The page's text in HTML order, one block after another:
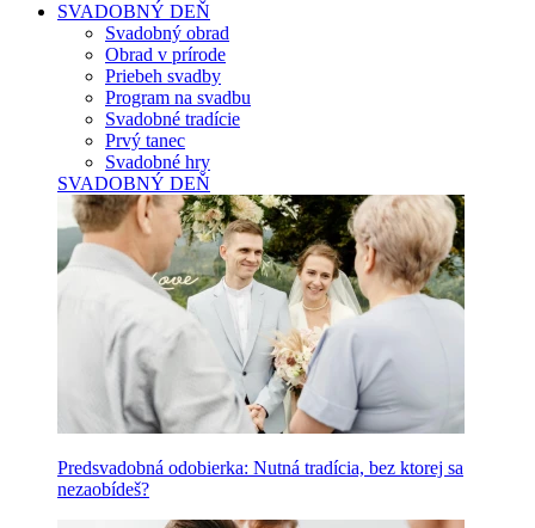
SVADOBNÝ DEŇ
Svadobný obrad
Obrad v prírode
Priebeh svadby
Program na svadbu
Svadobné tradície
Prvý tanec
Svadobné hry
SVADOBNÝ DEŇ
Predsvadobná odobierka: Nutná tradícia, bez ktorej sa
nezaobídeš?